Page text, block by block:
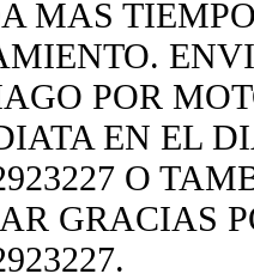
MAS
POR
EN EL
O
GRACIAS